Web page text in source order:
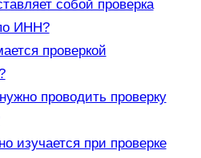
собой проверка
ИНН?
проверкой
проводить проверку
изучается при проверке